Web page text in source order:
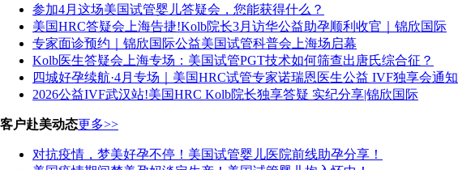
参加4月这场美国试管婴儿答疑会，您能获得什么？
美国HRC答疑会上海告捷!Kolb院长3月访华公益助孕顺利收官｜锦欣国际
专家面诊预约｜锦欣国际公益美国试管科普会上海场启幕
Kolb医生答疑会上海专场：美国试管PGT技术如何筛查出唐氏综合征？
四城好孕续航·4月专场｜美国HRC试管专家诺瑞恩医生公益 IVF独享会通知
2026公益IVF武汉站!美国HRC Kolb院长独享答疑 实纪分享|锦欣国际
客户赴美动态更多>>
对抗疫情，梦美好孕不停！美国试管婴儿医院前线助孕分享！